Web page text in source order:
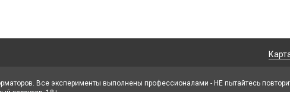
Все эксперименты выполнены профессионалами - НЕ пытайтесь